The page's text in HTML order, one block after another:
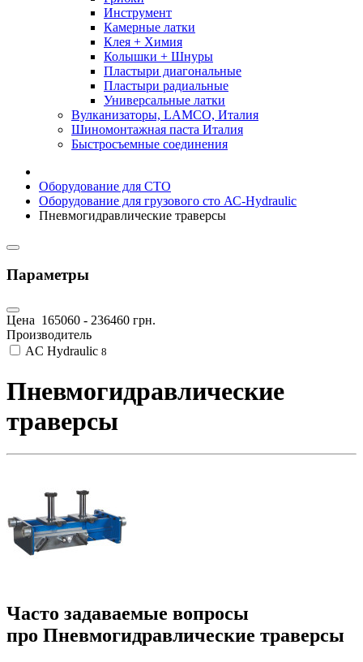
Инструмент
Камерные латки
Клея + Химия
Колышки + Шнуры
Пластыри диагональные
Пластыри радиальные
Универсальные латки
Вулканизаторы, LAMCO, Италия
Шиномонтажная паста Италия
Быстросъемные соединения
Оборудование для СТО
Оборудование для грузового сто АС-Hydraulic
Пневмогидравлические траверсы
Параметры
Цена 165060 - 236460 грн.
Производитель
AC Hydraulic 8
Пневмогидравлические
траверсы
Часто задаваемые вопросы
про Пневмогидравлические траверсы